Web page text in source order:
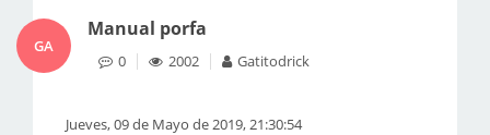
GA
Manual porfa
0 2002 Gatitodrick
Jueves, 09 de Mayo de 2019, 21:30:54